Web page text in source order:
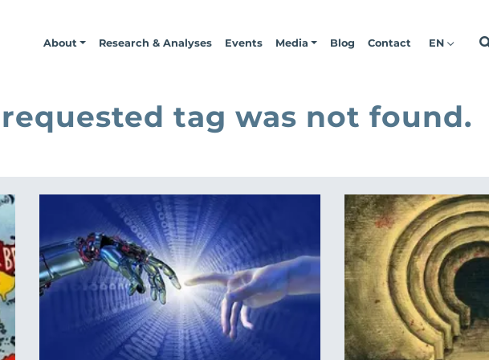
About Research & Analyses Events Media Blog Contact EN
tag was not found.